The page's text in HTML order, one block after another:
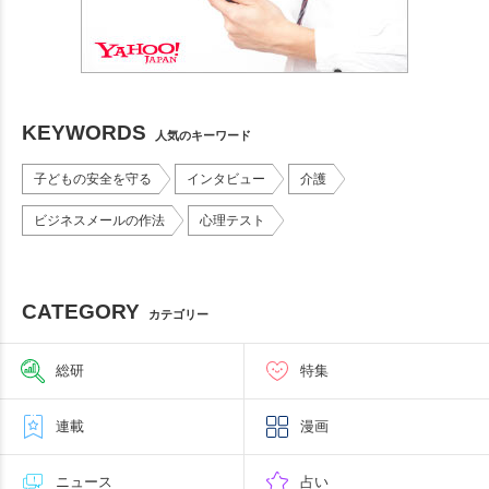
KEYWORDS 人気のキーワード
子どもの安全を守る インタビュー 介護
ビジネスメールの作法 心理テスト
CATEGORY カテゴリー
総研 特集
連載 漫画
ニュース 占い